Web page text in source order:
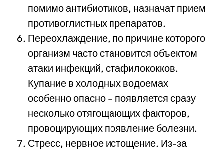
помимо антибиотиков, назначат прием
противоглистных препаратов.
Переохлаждение, по причине которого
организм часто становится объектом
атаки инфекций, стафилококков.
Купание в холодных водоемах
особенно опасно – появляется сразу
несколько отягощающих факторов,
провоцирующих появление болезни.
Стресс, нервное истощение. Из-за